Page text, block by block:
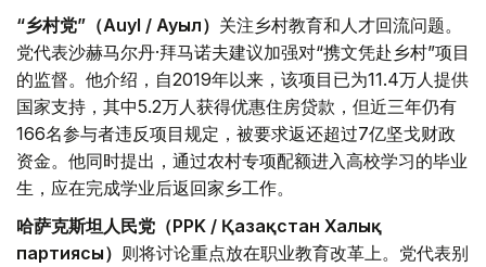
“乡村党”（Auyl / Ауыл） 关注乡村教育和人才回流问题。
党代表沙赫马尔丹·拜马诺夫建议加强对“携文凭赴乡村”项目
的监督。他介绍，自2019年以来，该项目已为11.4万人提供
国家支持，其中5.2万人获得优惠住房贷款，但近三年仍有
166名参与者违反项目规定，被要求返还超过7亿坚戈财政
资金。他同时提出，通过农村专项配额进入高校学习的毕业
生，应在完成学业后返回家乡工作。
哈萨克斯坦人民党（PPK / Қазақстан Халық
партиясы） 则将讨论重点放在职业教育改革上。党代表别